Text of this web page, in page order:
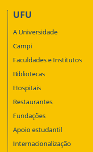
UFU
A Universidade
Campi
Faculdades e Institutos
Bibliotecas
Hospitais
Restaurantes
Fundações
Apoio estudantil
Internacionalização